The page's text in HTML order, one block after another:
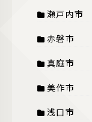
瀬戸内市
赤磐市
真庭市
美作市
浅口市